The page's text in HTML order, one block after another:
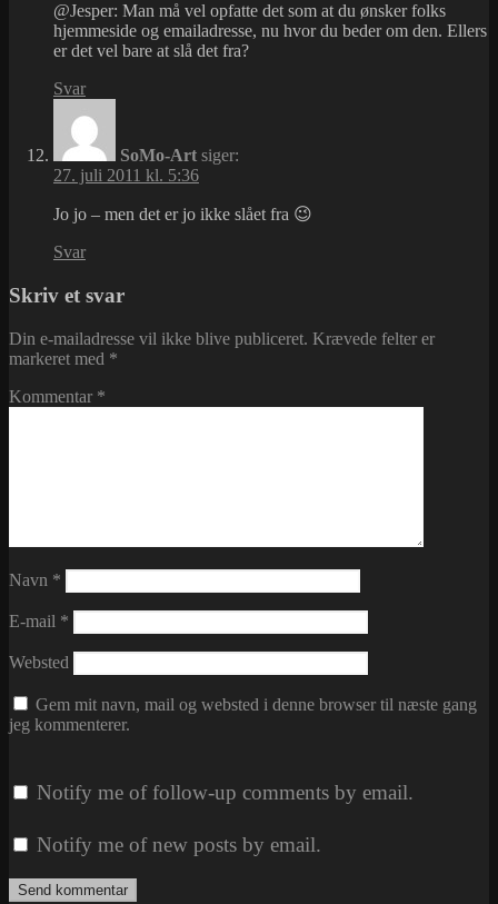
@Jesper: Man må vel opfatte det som at du ønsker folks
hjemmeside og emailadresse, nu hvor du beder om den. Ellers
er det vel bare at slå det fra?
Svar
SoMo-Art siger:
27. juli 2011 kl. 5:36
Jo jo – men det er jo ikke slået fra 😉
Svar
Skriv et svar
Din e-mailadresse vil ikke blive publiceret. Krævede felter er
markeret med *
Kommentar *
Navn *
E-mail *
Websted
Gem mit navn, mail og websted i denne browser til næste gang
jeg kommenterer.
Notify me of follow-up comments by email.
Notify me of new posts by email.